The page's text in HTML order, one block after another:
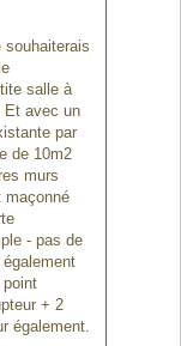
souhaiterais
salle à
Et avec un
par
de 10m2
murs
maçonné
- pas de
+ 2
également.